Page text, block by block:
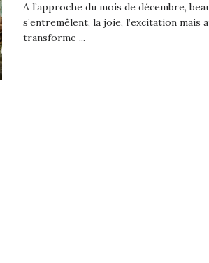
A l’approche du mois de décembre,
s’entremêlent, la joie, l’excitation mais
transforme ...